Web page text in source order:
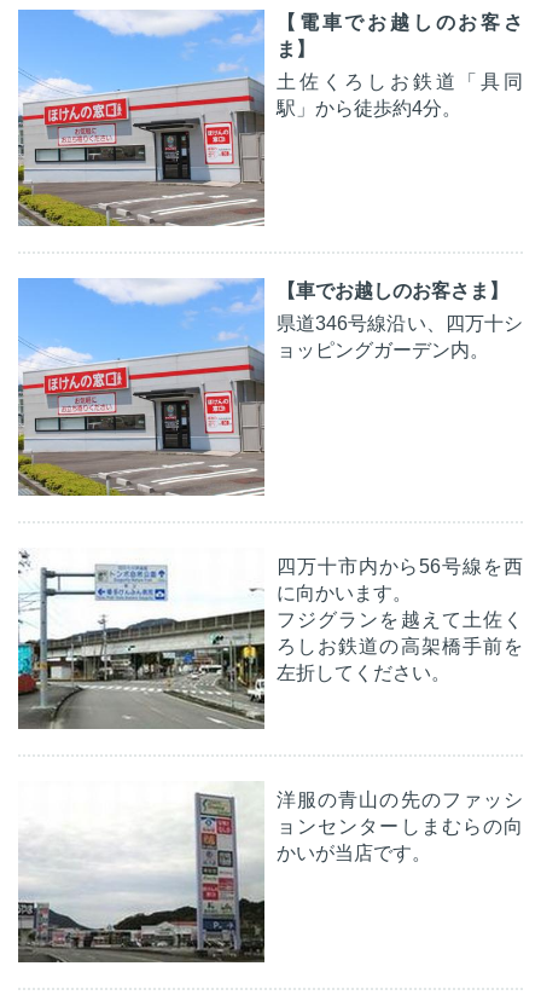
【電車でお越しのお客さ
ま】
土佐くろしお鉄道「具同
駅」から徒歩約4分。
【車でお越しのお客さま】
県道346号線沿い、四万十シ
ョッピングガーデン内。
四万十市内から56号線を西
に向かいます。
フジグランを越えて土佐く
ろしお鉄道の高架橋手前を
左折してください。
洋服の青山の先のファッシ
ョンセンターしまむらの向
かいが当店です。